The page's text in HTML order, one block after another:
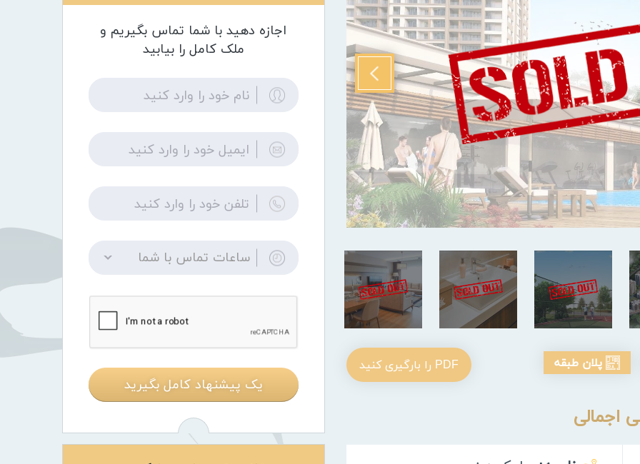
پلان طبقه PDF را بارگیری کنید
اجمالی
اجازه دهید با شما تماس بگیریم و
ملک کامل را بیابید
ساعات تماس با شما
یک پیشنهاد کامل بگیرید